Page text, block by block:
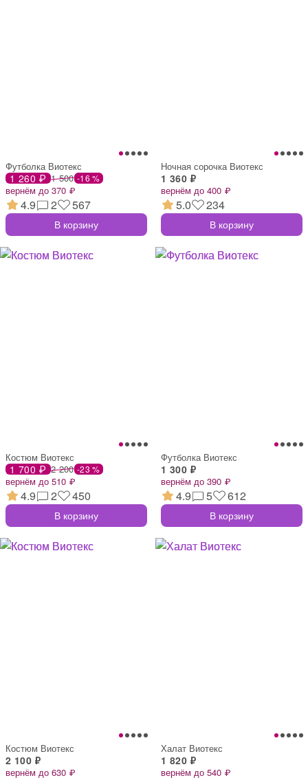
Футболка Виотекс
1 260 ₽ 1 500 -16 %
вернём до 370 ₽
4.9 2 567
В корзину
Ночная сорочка Виотекс
1 360 ₽
вернём до 400 ₽
5.0 234
В корзину
Костюм Виотекс
1 700 ₽ 2 200 -23 %
вернём до 510 ₽
4.9 2 450
В корзину
Футболка Виотекс
1 300 ₽
вернём до 390 ₽
4.9 5 612
В корзину
Костюм Виотекс
2 100 ₽
вернём до 630 ₽
Халат Виотекс
1 820 ₽
вернём до 540 ₽